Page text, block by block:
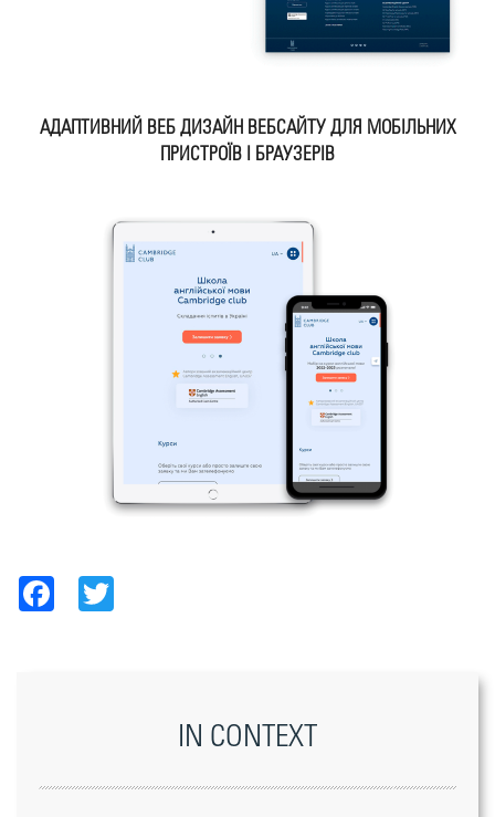
АДАПТИВНИЙ ВЕБ ДИЗАЙН ВЕБСАЙТУ ДЛЯ МОБІЛЬНИХ
ПРИСТРОЇВ І БРАУЗЕРІВ
Facebook
IN CONTEXT